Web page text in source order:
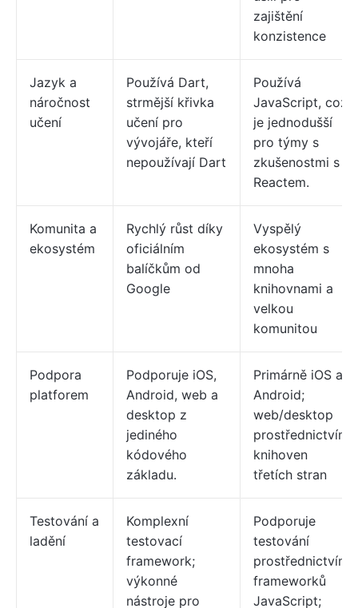
zajištění
konzistence
Jazyk a
náročnost
učení
Používá Dart,
strmější křivka
učení pro
vývojáře, kteří
nepoužívají Dart
Používá
JavaScript, což
je jednodušší
pro týmy s
zkušenostmi s
Reactem.
Komunita a
ekosystém
Rychlý růst díky
oficiálním
balíčkům od
Google
Vyspělý
ekosystém s
mnoha
knihovnami a
velkou
komunitou
Podpora
platforem
Podporuje iOS,
Android, web a
desktop z
jediného
kódového
základu.
Primárně iOS a
Android;
web/desktop
prostřednictvím
knihoven
třetích stran
Testování a
ladění
Komplexní
testovací
framework;
výkonné
nástroje pro
Podporuje
testování
prostřednictvím
frameworků
JavaScript;